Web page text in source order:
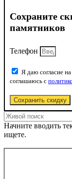
Сохраните
памятников
Телефон
Я даю согласие на
соглашаюсь с
Сохранить скидку
Начните вводить
ищете.